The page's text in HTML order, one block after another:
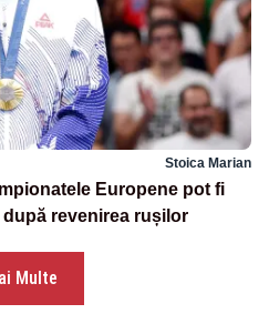
Stoica Marian
Europene pot fi
revenirea rușilor
Multe